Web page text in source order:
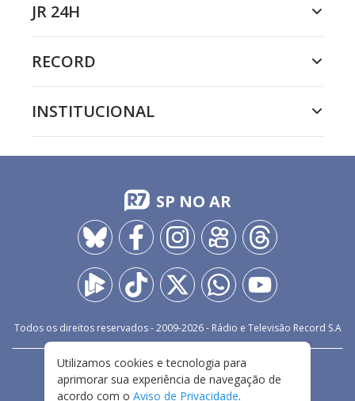
JR 24H
RECORD
INSTITUCIONAL
SP NO AR
Todos os direitos reservados - 2009-2026- Rádio e Televisão Record S.A
FALE CONOSCO
PRIVACIDADE
TERMOS E CONDIÇÕES DE USO
Utilizamos cookies e tecnologia para
aprimorar sua experiência de navegação de
acordo com o Aviso de Privacidade.